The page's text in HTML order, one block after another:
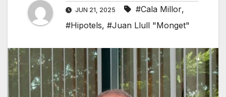
JUN 21, 2025 #Cala Millor,
#Hipotels, #Juan Llull "Monget"